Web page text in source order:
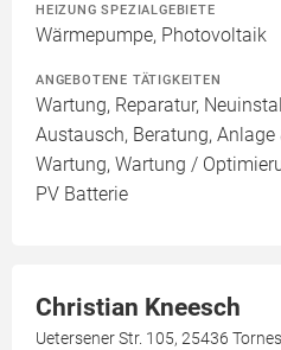
HEIZUNG SPEZIALGEBIETE
Wärmepumpe, Photovoltaik
ANGEBOTENE TÄTIGKEITEN
Wartung, Reparatur,
Austausch, Beratung,
Wartung, Wartung /
PV Batterie
Christian Kneesch
Uetersener Str. 105, 25436